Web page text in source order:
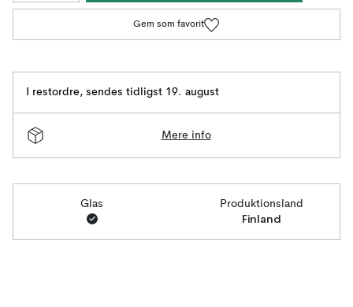
Gem som favorit
I restordre, sendes tidligst 19. august
Mere info
Glas Produktionsland
Finland